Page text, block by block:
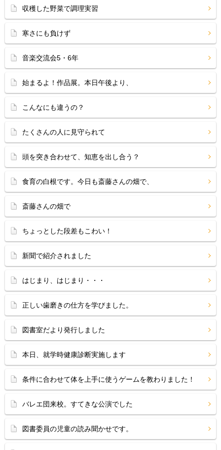
収穫した野菜で調理実習
寒さにも負けず
音楽交流会5・6年
始まるよ！作品展。本日午後より、
こんなにも違うの？
たくさんの人に見守られて
頭を突き合わせて、知恵を出し合う？
食育の白根です。今日も斎藤さんの畑で、
斎藤さんの畑で
ちょっとした段差もこわい！
新聞で紹介されました
はじまり、はじまり・・・
正しい歯磨きの仕方を学びました。
図書室だより発行しました
本日、就学時健康診断実施します
条件に合わせて体を上手に使うゲームを教わりました！
バレエ団来校。すてきな公演でした
図書委員の児童の読み聞かせです。